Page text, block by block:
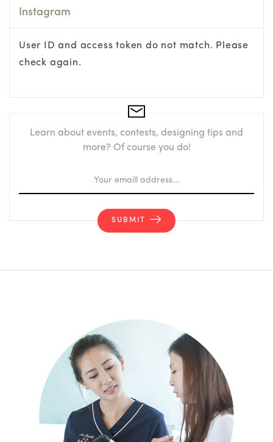
Instagram
User ID and access token do not match. Please
check again.
Learn about events, contests, designing tips and
more? Of course you do!
SUBMIT